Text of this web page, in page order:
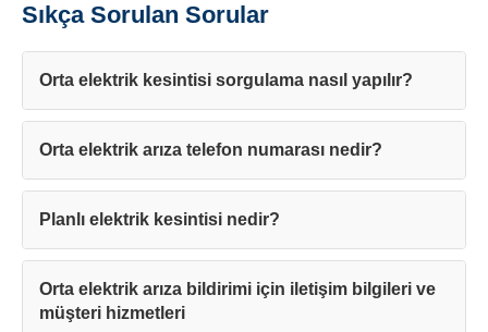
Sıkça Sorulan Sorular
Orta elektrik kesintisi sorgulama nasıl yapılır?
Orta elektrik arıza telefon numarası nedir?
Planlı elektrik kesintisi nedir?
Orta elektrik arıza bildirimi için iletişim bilgileri ve
müşteri hizmetleri